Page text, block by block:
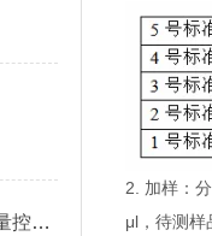
ELISA试剂盒在药物研发与质量控制中的应用实践
2. 加样：
μl，待测样